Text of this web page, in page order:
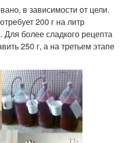
в зависимости от цели.
200 г на литр
Для более сладкого рецепта
250 г, а на третьем этапе